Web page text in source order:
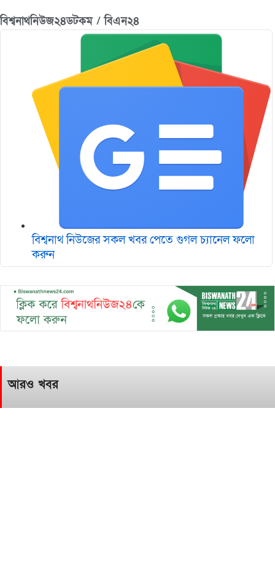
বিশ্বনাথনিউজ২৪ডটকম / বিএন২৪
বিশ্বনাথ নিউজের সকল খবর পেতে গুগল চ‌্যানেল ফলো
করুন
আরও খবর